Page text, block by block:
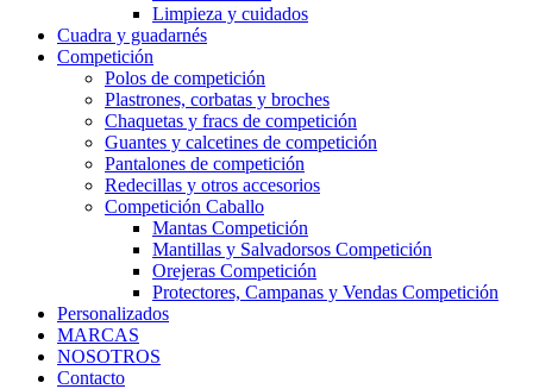
Limpieza y cuidados
Cuadra y guadarnés
Competición
Polos de competición
Plastrones, corbatas y broches
Chaquetas y fracs de competición
Guantes y calcetines de competición
Pantalones de competición
Redecillas y otros accesorios
Competición Caballo
Mantas Competición
Mantillas y Salvadorsos Competición
Orejeras Competición
Protectores, Campanas y Vendas Competición
Personalizados
MARCAS
NOSOTROS
Contacto